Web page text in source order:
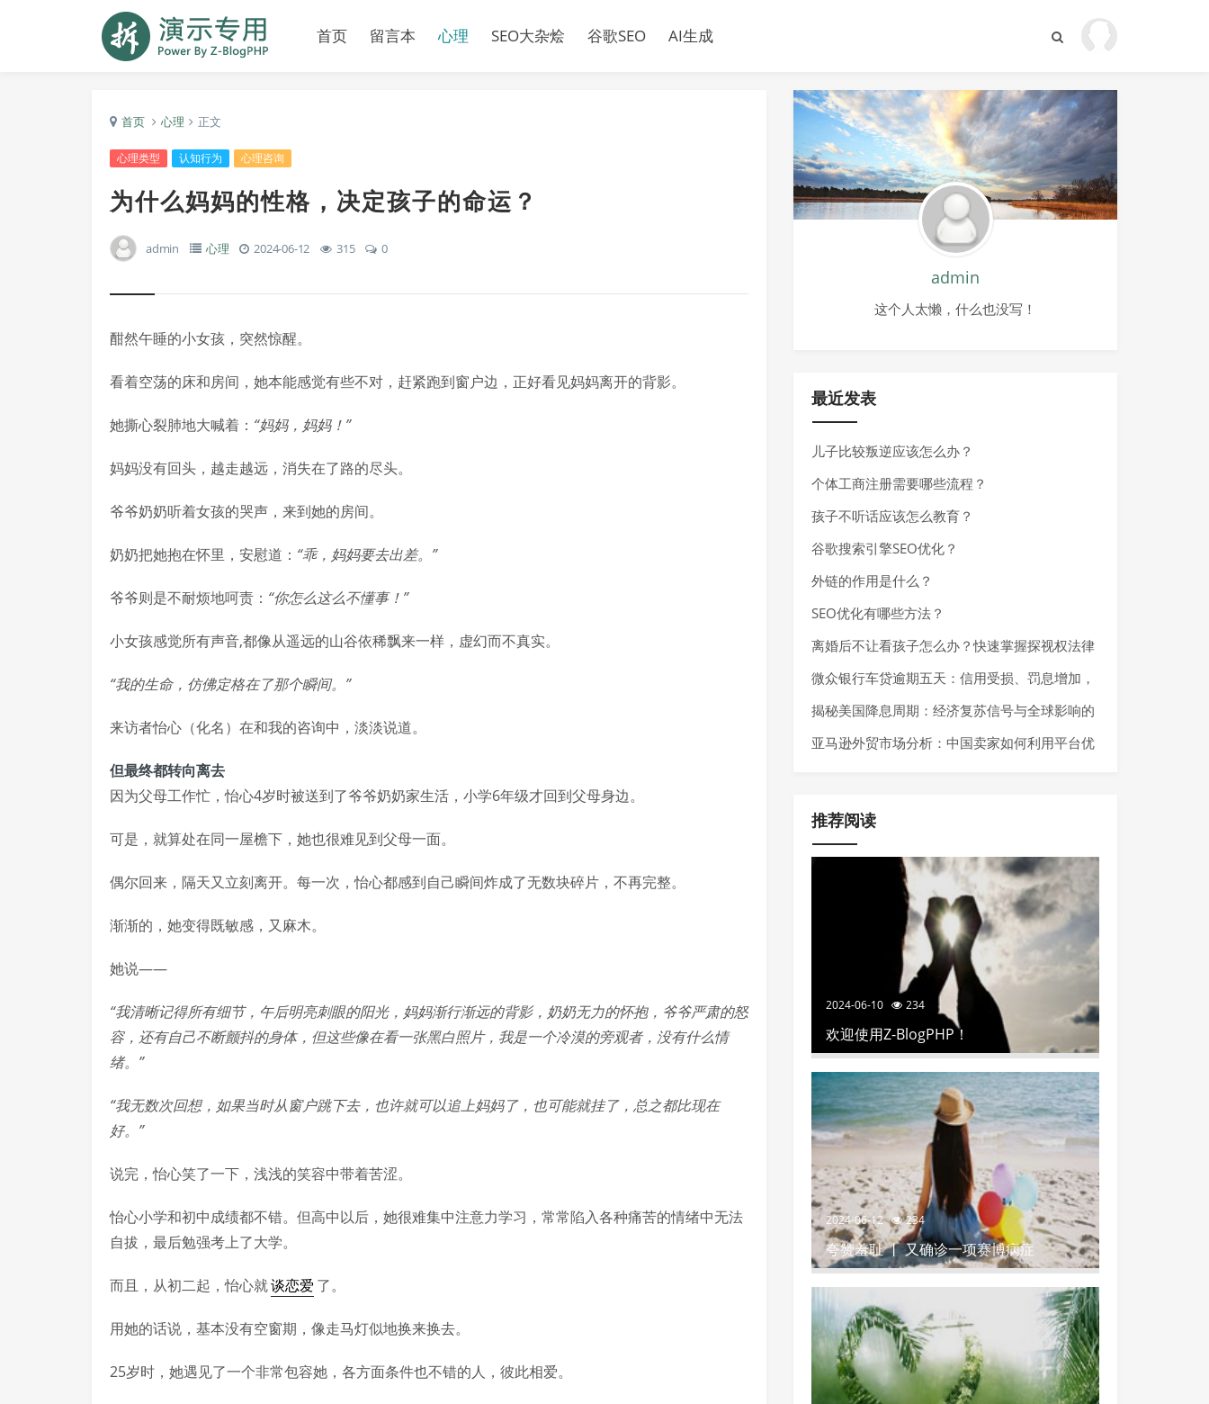
首页 留言本 心理 SEO大杂烩 谷歌SEO AI生成
首页 心理 正文
心理类型 认知行为 心理咨询
为什么妈妈的性格，决定孩子的命运？
admin 心理 2024-06-12 315 0
酣然午睡的小女孩，突然惊醒。
看着空荡的床和房间，她本能感觉有些不对，赶紧跑到窗户边，正好看见妈妈离开的背影。
她撕心裂肺地大喊着： “妈妈，妈妈！”
妈妈没有回头，越走越远，消失在了路的尽头。
爷爷奶奶听着女孩的哭声，来到她的房间。
奶奶把她抱在怀里，安慰道： “乖，妈妈要去出差。”
爷爷则是不耐烦地呵责： “你怎么这么不懂事！”
小女孩感觉所有声音,都像从遥远的山谷依稀飘来一样，虚幻而不真实。
“我的生命，仿佛定格在了那个瞬间。”
来访者怡心（化名）在和我的咨询中，淡淡说道。
但最终都转向离去
因为父母工作忙，怡心4岁时被送到了爷爷奶奶家生活，小学6年级才回到父母身边。
可是，就算处在同一屋檐下，她也很难见到父母一面。
偶尔回来，隔天又立刻离开。每一次，怡心都感到自己瞬间炸成了无数块碎片，不再完整。
渐渐的，她变得既敏感，又麻木。
她说——
“我清晰记得所有细节，午后明亮刺眼的阳光，妈妈渐行渐远的背影，奶奶无力的怀抱，爷爷严肃的怒
容，还有自己不断颤抖的身体，但这些像在看一张黑白照片，我是一个冷漠的旁观者，没有什么情
绪。”
“我无数次回想，如果当时从窗户跳下去，也许就可以追上妈妈了，也可能就挂了，总之都比现在
好。”
说完，怡心笑了一下，浅浅的笑容中带着苦涩。
怡心小学和初中成绩都不错。但高中以后，她很难集中注意力学习，常常陷入各种痛苦的情绪中无法
自拔，最后勉强考上了大学。
而且，从初二起，怡心就谈恋爱 了。
用她的话说，基本没有空窗期，像走马灯似地换来换去。
25岁时，她遇见了一个非常包容她，各方面条件也不错的人，彼此相爱。
admin
这个人太懒，什么也没写！
最近发表
儿子比较叛逆应该怎么办？
个体工商注册需要哪些流程？
孩子不听话应该怎么教育？
谷歌搜索引擎SEO优化？
外链的作用是什么？
SEO优化有哪些方法？
离婚后不让看孩子怎么办？快速掌握探视权法律
基础与应对措施
微众银行车贷逾期五天：信用受损、罚息增加，
如何避免严重后果？
揭秘美国降息周期：经济复苏信号与全球影响的
深度解析
亚马逊外贸市场分析：中国卖家如何利用平台优
推荐阅读
2024-06-10 234
欢迎使用Z-BlogPHP！
2024-06-12 234
夸赞羞耻 丨 又确诊一项赛博病症